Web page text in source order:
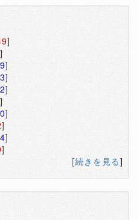
]
]
]
]
]
]
]
]
]
]
[続きを見る]